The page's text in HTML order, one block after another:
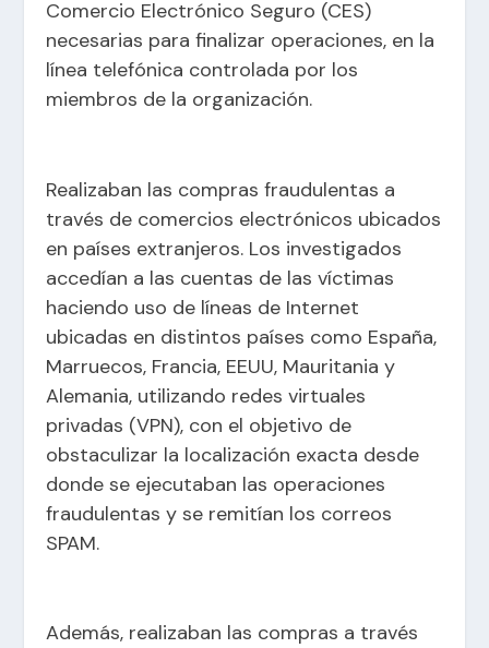
Comercio Electrónico Seguro (CES)
necesarias para finalizar operaciones, en la
línea telefónica controlada por los
miembros de la organización.
Realizaban las compras fraudulentas a
través de comercios electrónicos ubicados
en países extranjeros. Los investigados
accedían a las cuentas de las víctimas
haciendo uso de líneas de Internet
ubicadas en distintos países como España,
Marruecos, Francia, EEUU, Mauritania y
Alemania, utilizando redes virtuales
privadas (VPN), con el objetivo de
obstaculizar la localización exacta desde
donde se ejecutaban las operaciones
fraudulentas y se remitían los correos
SPAM.
Además, realizaban las compras a través